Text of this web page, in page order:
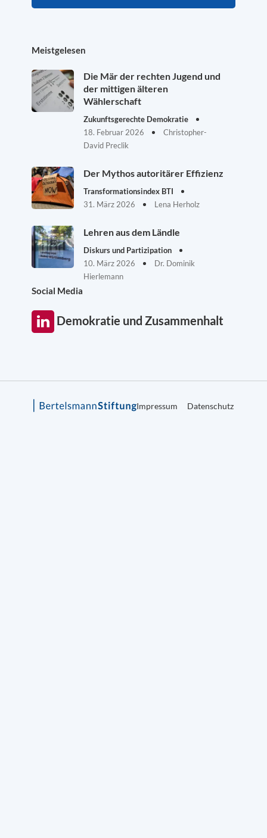
Meistgelesen
Die Mär der rechten Jugend und
der mittigen älteren
Wählerschaft
Zukunftsgerechte Demokratie
18. Februar 2026
Christopher-
David Preclik
Der Mythos autoritärer Effizienz
Transformationsindex BTI
31. März 2026
Lena Herholz
Lehren aus dem Ländle
Diskurs und Partizipation
10. März 2026
Dr. Dominik
Hierlemann
Social Media
Demokratie und Zusammenhalt
Impressum Datenschutz